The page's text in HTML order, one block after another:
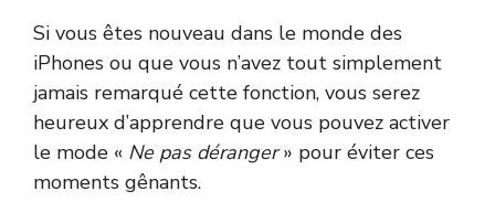
Si vous êtes nouveau dans le monde des
iPhones ou que vous n’avez tout simplement
jamais remarqué cette fonction, vous serez
heureux d’apprendre que vous pouvez activer
le mode « Ne pas déranger» pour éviter ces
moments gênants.